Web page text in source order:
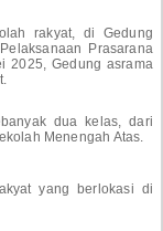
rakyat, di Gedung
Prasarana
2025, Gedung asrama
dua kelas, dari
Menengah Atas.
yang berlokasi di